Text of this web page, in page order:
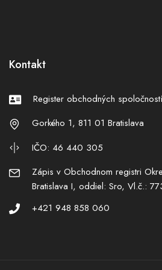
Kontakt
Register obchodných
Gorkého 1, 811 01 Bratislava
IČO: 46 440 305
Zápis v Obchodnom registri
Bratislava I, oddiel: Sro, Vl.č.:
+421 948 858 060